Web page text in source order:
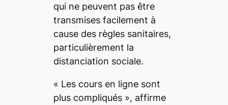
qui ne peuvent pas être
transmises facilement à
cause des règles sanitaires,
particulièrement la
distanciation sociale.
« Les cours en ligne sont
plus compliqués », affirme